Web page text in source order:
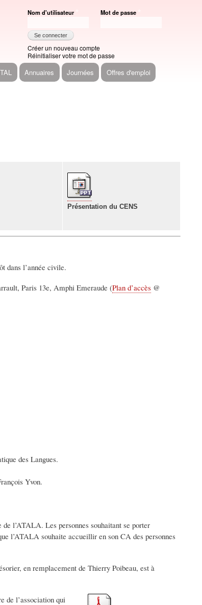
Nom d'utilisateur Mot de passe
Créer un nouveau compte
Réinitialiser votre mot de passe
Annuaires Journées Offres d'emploi
Présentation du CENS
dans l’année civile.
Paris 13e, Amphi Emeraude (Plan d’accès @
des Langues.
Yvon.
l’ATALA. Les personnes souhaitant se porter
l’ATALA souhaite accueillir en son CA des personnes
en remplacement de Thierry Poibeau, est à
de l’association qui